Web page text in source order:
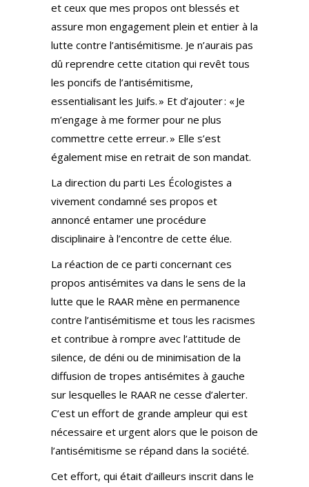
et ceux que mes propos ont blessés et
assure mon engagement plein et entier à la
lutte contre l’antisémitisme. Je n’aurais pas
dû reprendre cette citation qui revêt tous
les poncifs de l’antisémitisme,
essentialisant les Juifs. » Et d’ajouter : « Je
m’engage à me former pour ne plus
commettre cette erreur. » Elle s’est
également mise en retrait de son mandat.
La direction du parti Les Écologistes a
vivement condamné ses propos et
annoncé entamer une procédure
disciplinaire à l’encontre de cette élue.
La réaction de ce parti concernant ces
propos antisémites va dans le sens de la
lutte que le RAAR mène en permanence
contre l’antisémitisme et tous les racismes
et contribue à rompre avec l’attitude de
silence, de déni ou de minimisation de la
diffusion de tropes antisémites à gauche
sur lesquelles le RAAR ne cesse d’alerter.
C’est un effort de grande ampleur qui est
nécessaire et urgent alors que le poison de
l’antisémitisme se répand dans la société.
Cet effort, qui était d’ailleurs inscrit dans le